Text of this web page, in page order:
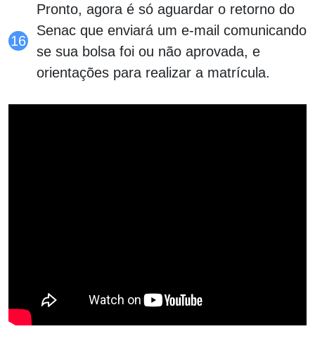
Pronto, agora é só aguardar o retorno do
Senac que enviará um e-mail comunicando
se sua bolsa foi ou não aprovada, e
orientações para realizar a matrícula.